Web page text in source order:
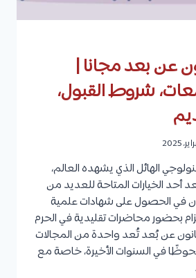
عن بعد مجانا |
شروط القبول،
الهائل الذي يشهده العالم،
أحد الخيارات المتاحة للعديد من
في الحصول على شهادات علمية
بحضور محاضرات تقليدية في الحرم
عن بُعد تُعد واحدة من المجالات
في السنوات الأخيرة، خاصة مع